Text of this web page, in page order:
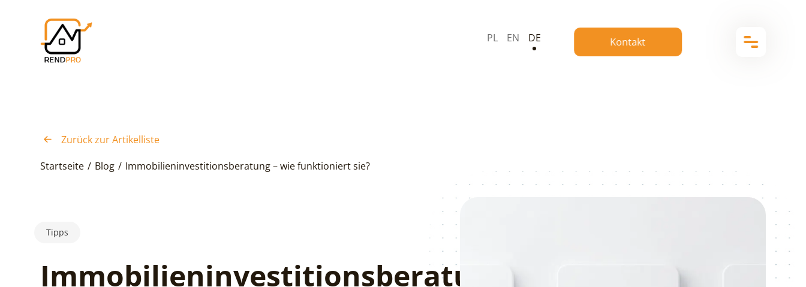
PL EN DE Kontakt
Zurück zur Artikelliste
Startseite / Blog / Immobilieninvestitionsberatung – wie funktioniert sie?
Tipps
Immobilieninvestitionsberatung